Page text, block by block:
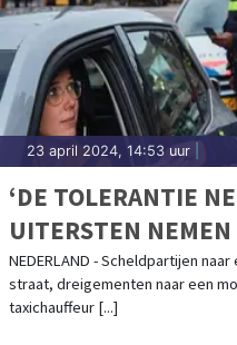
23 april 2024, 14:53 uur
‘DE TOLERANTIE
UITERSTEN NEMEN
NEDERLAND - Scheldpartijen
straat, dreigementen naar een
taxichauffeur [...]